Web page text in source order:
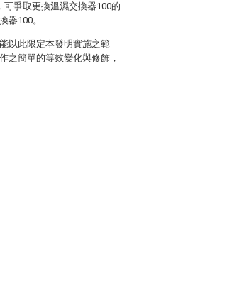
爭取更換溫濕交換器100的
器100。
以此限定本發明實施之範
之簡單的等效變化與修飾，